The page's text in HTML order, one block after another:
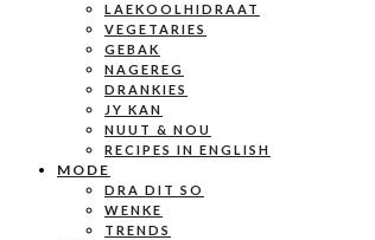
LAEKOOLHIDRAAT
VEGETARIES
GEBAK
NAGEREG
DRANKIES
JY KAN
NUUT & NOU
RECIPES IN ENGLISH
MODE
DRA DIT SO
WENKE
TRENDS